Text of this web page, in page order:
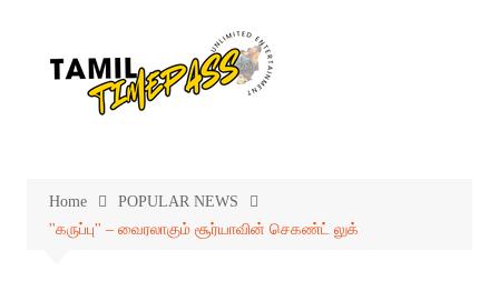
Home
POPULAR NEWS
''கருப்பு'' – வைரலாகும் சூர்யாவின் செகண்ட் லுக்